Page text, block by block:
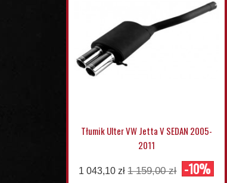
Tłumik Ulter VW Jetta V SEDAN 2005-
2011
1 043,10 zł 1 159,00 zł -10%